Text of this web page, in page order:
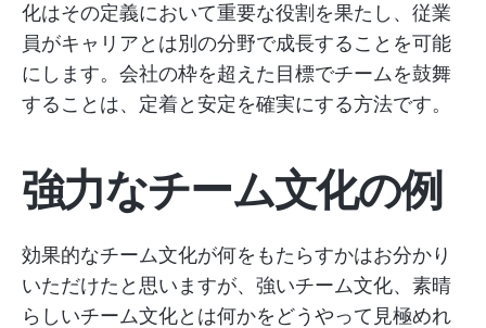
化はその定義において重要な役割を果たし、従業
員がキャリアとは別の分野で成長することを可能
にします。会社の枠を超えた目標でチームを鼓舞
することは、定着と安定を確実にする方法です。
強力なチーム文化の例
効果的なチーム文化が何をもたらすかはお分かり
いただけたと思いますが、強いチーム文化、素晴
らしいチーム文化とは何かをどうやって見極めれ